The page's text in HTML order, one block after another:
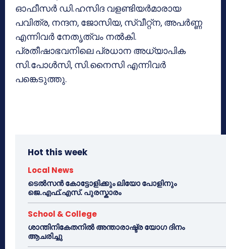
ഓഫീസര്‍ ഡി.ഹസിദ വളണ്ടിയര്‍മാരായ
പവിത്ര, നന്ദന, ജോസിയ, സ്വീറ്റ്‌ന, അപര്‍ണ്ണ
എന്നിവര്‍ നേതൃത്വം നല്‍കി.
പ്രതീഷാഭവനിലെ പ്രധാന അധ്യാപിക
സി.പോള്‍സി, സി.നൈസി എന്നിവര്‍
പങ്കെടുത്തു.
Hot this week
Local News
ടെൽസൻ കോട്ടോളിക്കും ലിയോ പോളിനും
ജെ.എഫ്.എസ്. പുരസ്കാരം
School & College
ശാന്തിനികേതനിൽ അന്താരാഷ്ട്ര യോഗ ദിനം
ആചരിച്ചു